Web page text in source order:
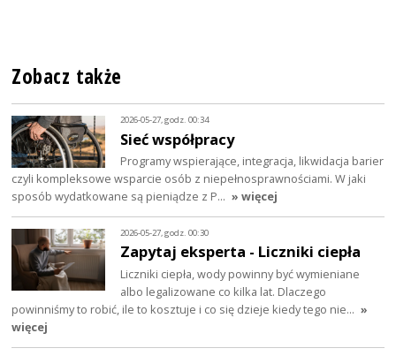
Zobacz także
2026-05-27, godz. 00:34
Sieć współpracy
Programy wspierające, integracja, likwidacja barier
czyli kompleksowe wsparcie osób z niepełnosprawnościami. W jaki
sposób wydatkowane są pieniądze z P… » więcej
2026-05-27, godz. 00:30
Zapytaj eksperta - Liczniki ciepła
Liczniki ciepła, wody powinny być wymieniane
albo legalizowane co kilka lat. Dlaczego
powinniśmy to robić, ile to kosztuje i co się dzieje kiedy tego nie… »
więcej